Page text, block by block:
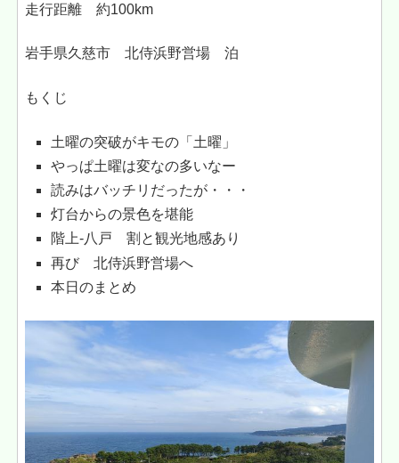
走行距離 約100km
岩手県久慈市 北侍浜野営場 泊
もくじ
土曜の突破がキモの「土曜」
やっぱ土曜は変なの多いなー
読みはバッチリだったが・・・
灯台からの景色を堪能
階上-八戸 割と観光地感あり
再び 北侍浜野営場へ
本日のまとめ